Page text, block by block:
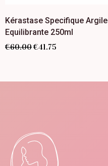
Kérastase Specifique Argile
Equilibrante 250ml
€60.00€41.75